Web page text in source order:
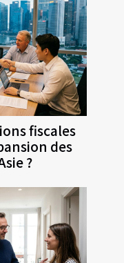
fiscales
des
?